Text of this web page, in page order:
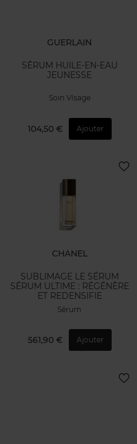
GUERLAIN
SÉRUM HUILE-EN-EAU
JEUNESSE
Soin VIsage
104,50 € Ajouter
CHANEL
SUBLIMAGE LE SÉRUM
SÉRUM ULTIME : RÉGÉNÈRE
ET REDENSIFIE
Sérum
561,90 € Ajouter